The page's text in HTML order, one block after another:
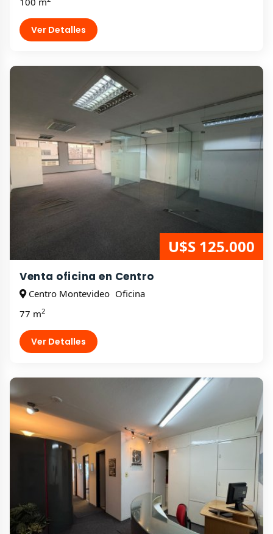
Ver Detalles
U$S 125.000
Venta oficina en Centro
Centro Montevideo Oficina
77 m2
Ver Detalles